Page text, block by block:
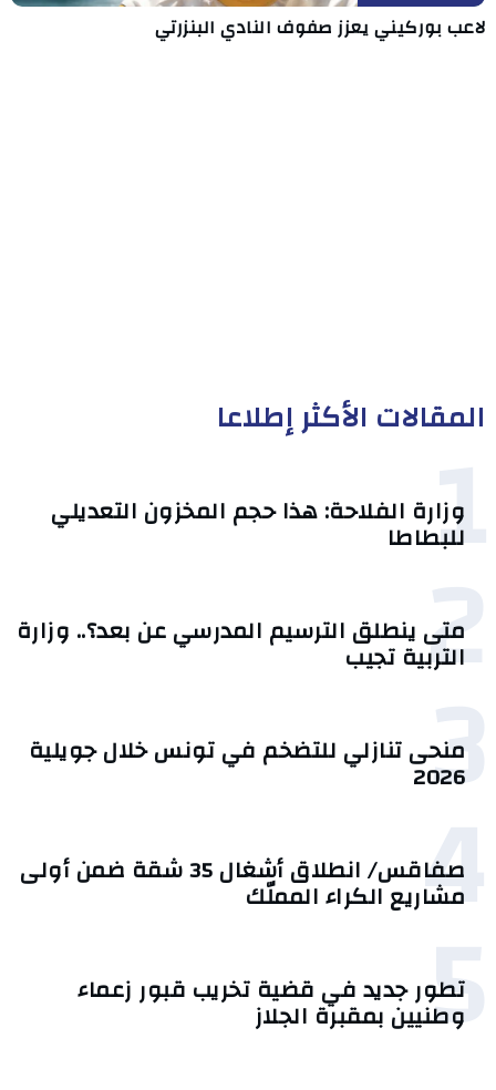
لاعب بوركيني يعزز صفوف النادي البنزرتي
المقالات الأكثر إطلاعا
1
وزارة الفلاحة: هذا حجم المخزون التعديلي
للبطاطا
2
متى ينطلق الترسيم المدرسي عن بعد؟.. وزارة
التربية تجيب
3 منحى تنازلي ‎للتضخم في تونس خلال جويلية
2026‎
4 صفاقس/ انطلاق أشغال 35 شقة ضمن أولى
مشاريع الكراء المملّك
5
تطور جديد في قضية تخريب قبور زعماء
وطنيين بمقبرة الجلاز